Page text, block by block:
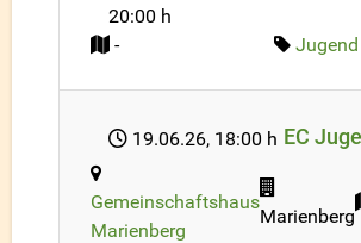
20:00 h
- Jugend
19.06.26, 18:00 h EC
Gemeinschaftshaus
Marienberg
Marienberg